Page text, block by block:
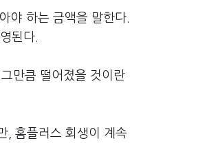
야 하는 금액을 말한다.
된다.
만큼 떨어졌을 것이란
, 홈플러스 회생이 계속